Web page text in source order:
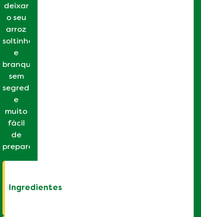
deixar
o seu
arroz
soltinho
e
branquinho,
sem
segredo
e
muito
fácil
de
preparar!
Ingredientes